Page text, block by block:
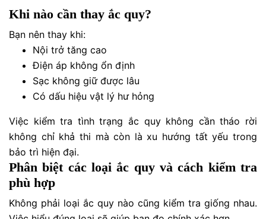
Khi nào cần thay ắc quy?
Bạn nên thay khi:
Nội trở tăng cao
Điện áp không ổn định
Sạc không giữ được lâu
Có dấu hiệu vật lý hư hỏng
Việc kiểm tra tình trạng ắc quy không cần tháo rời
không chỉ khả thi mà còn là xu hướng tất yếu trong
bảo trì hiện đại.
Phân biệt các loại ắc quy và cách kiểm tra
phù hợp
Không phải loại ắc quy nào cũng kiểm tra giống nhau.